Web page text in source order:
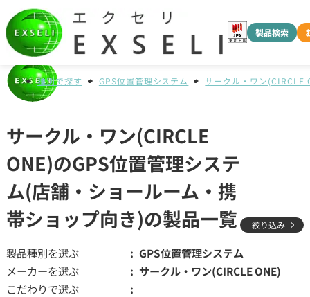
製品検索
種別で探す GPS位置管理システム サークル・ワン(CIRCLE
サークル・ワン(CIRCLE
ONE)のGPS位置管理システ
ム(店舗・ショールーム・携
帯ショップ向き)の製品一覧
絞り込み
製品種別を選ぶ
GPS位置管理システム
メーカーを選ぶ
サークル・ワン(CIRCLE ONE)
こだわりで選ぶ